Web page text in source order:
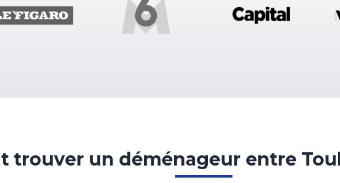
trouver un déménageur entre